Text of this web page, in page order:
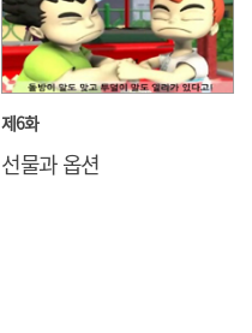
제6화
선물과 옵션